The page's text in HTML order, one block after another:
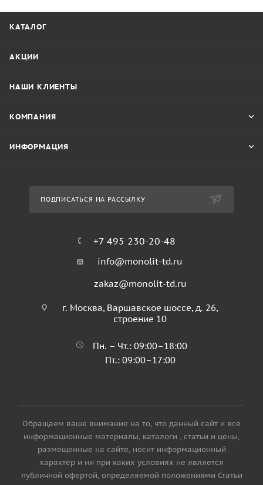
КАТАЛОГ
АКЦИИ
НАШИ КЛИЕНТЫ
КОМПАНИЯ
ИНФОРМАЦИЯ
ПОДПИСАТЬСЯ НА РАССЫЛКУ
+7 495 230-20-48
info@monolit-td.ru
zakaz@monolit-td.ru
г. Москва, Варшавское шоссе, д. 26,
строение 10
Пн. – Чт.: 09:00–18:00
Пт.: 09:00–17:00
Обращаем ваше внимание на то, что данный сайт и все
информационные материалы, каталоги , статьи и цены,
размещенные на сайте, носит информационный
характер и ни при каких условиях не является
публичной офертой, определяемой положениями Статьи